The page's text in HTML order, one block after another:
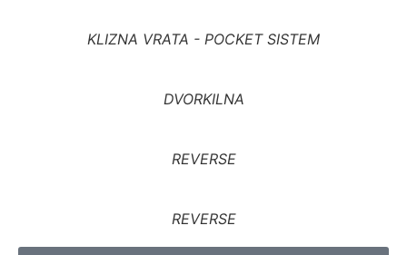
KLIZNA VRATA - POCKET SISTEM
DVORKILNA
REVERSE
REVERSE